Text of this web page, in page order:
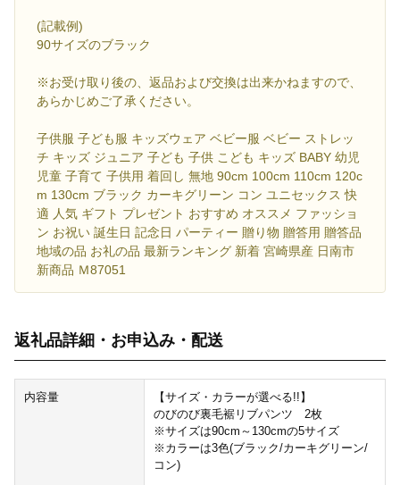
(記載例)
90サイズのブラック
※お受け取り後の、返品および交換は出来かねますので、
あらかじめご了承ください。
子供服 子ども服 キッズウェア ベビー服 ベビー ストレッ
チ キッズ ジュニア 子ども 子供 こども キッズ BABY 幼児
児童 子育て 子供用 着回し 無地 90cm 100cm 110cm 120c
m 130cm ブラック カーキグリーン コン ユニセックス 快
適 人気 ギフト プレゼント おすすめ オススメ ファッショ
ン お祝い 誕生日 記念日 パーティー 贈り物 贈答用 贈答品
地域の品 お礼の品 最新ランキング 新着 宮崎県産 日南市
新商品 Ｍ87051
返礼品詳細・お申込み・配送
内容量
【サイズ・カラーが選べる!!】
のびのび裏毛裾リブパンツ 2枚
※サイズは90cm～130cmの5サイズ
※カラーは3色(ブラック/カーキグリーン/
コン)